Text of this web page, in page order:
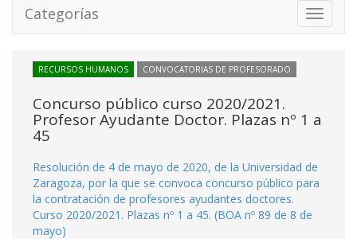
Toggle
Categorías
RECURSOS HUMANOS CONVOCATORIAS DE PROFESORADO
Concurso público curso 2020/2021.
Profesor Ayudante Doctor. Plazas nº 1 a
45
Resolución de 4 de mayo de 2020, de la Universidad de
Zaragoza, por la que se convoca concurso público para
la contratación de profesores ayudantes doctores.
Curso 2020/2021. Plazas nº 1 a 45. (BOA nº 89 de 8 de
mayo)